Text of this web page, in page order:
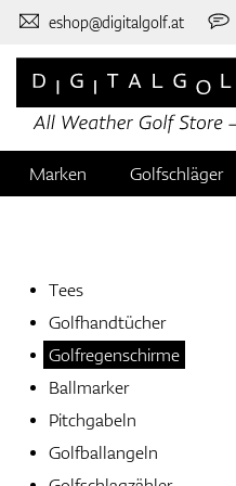
eshop@digitalgolf.at
Marken Golfschläger
Tees
Golfhandtücher
Golfregenschirme
Ballmarker
Pitchgabeln
Golfballangeln